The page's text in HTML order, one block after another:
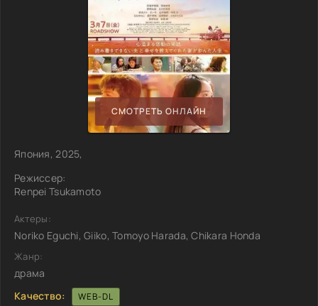
СМОТРЕТЬ ОНЛАЙН
Япония, 2025,
Режиссер:
Renpei Tsukamoto
Актеры:
Noriko Eguchi, Giiko, Tomoyo Harada, Chikara Honda
Жанр:
драма
Качество:
WEB-DL